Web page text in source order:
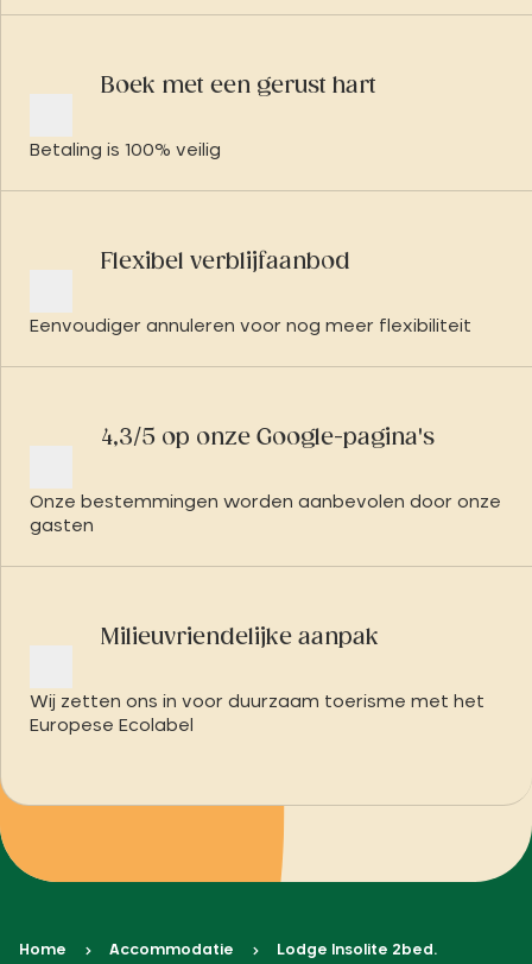
Boek met een gerust hart
Betaling is 100% veilig
Flexibel verblijfaanbod
Eenvoudiger annuleren voor nog meer flexibiliteit
4,3/5 op onze Google-pagina's
Onze bestemmingen worden aanbevolen door onze
gasten
Milieuvriendelijke aanpak
Wij zetten ons in voor duurzaam toerisme met het
Europese Ecolabel
Home Accommodatie Lodge Insolite 2bed.